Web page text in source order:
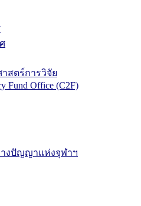
สตร์การวิจัย
Fund Office (C2F)
งปัญญาแห่งจุฬาฯ